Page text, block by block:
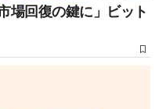
場回復の鍵に」ビット